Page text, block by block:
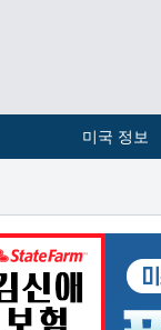
미국 정보